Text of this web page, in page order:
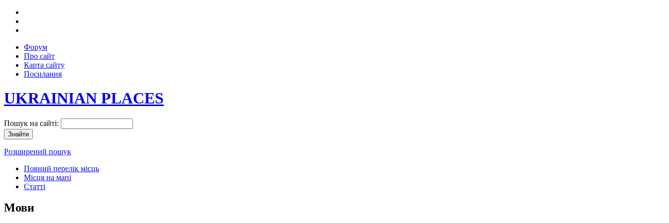
Форум
Про сайт
Карта сайту
Посилання
UKRAINIAN PLACES
Пошук на сайті:
Розширений пошук
Повний перелік місць
Місця на мапі
Статті
Мови